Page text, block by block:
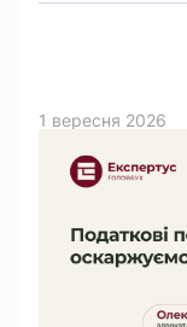
1 вересня 2026